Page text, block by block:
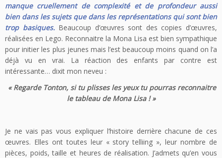
manque cruellement de complexité et de profondeur aussi
bien dans les sujets que dans les représentations qui sont bien
trop basiques.Beaucoup d’œuvres sont des copies d’œuvres,
réalisées en Lego. Reconnaitre la Mona Lisa est bien sympathique
pour initier les plus jeunes mais l’est beaucoup moins quand on l’a
déjà vu en vrai. La réaction des enfants par contre est
intéressante… dixit mon neveu :
« Regarde Tonton, si tu plisses les yeux tu pourras reconnaitre
le tableau de Mona Lisa ! »
Je ne vais pas vous expliquer l’histoire derrière chacune de ces
œuvres. Elles ont toutes leur « story telliing », leur nombre de
pièces, poids, taille et heures de réalisation. J’admets qu’en vous